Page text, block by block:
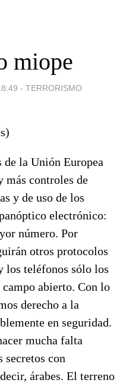
miope
- TERRORISMO
la Unión Europea
más controles de
y de uso de los
electrónico:
número. Por
otros protocolos
los teléfonos sólo los
abierto. Con lo
derecho a la
en seguridad.
mucha falta
secretos con
árabes. El terreno